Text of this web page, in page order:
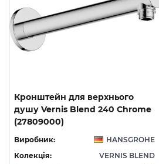
Кронштейн для верхнього
душу Vernis Blend 240 Chrome
(27809000)
Виробник:
HANSGROHE
Колекція:
VERNIS BLEND